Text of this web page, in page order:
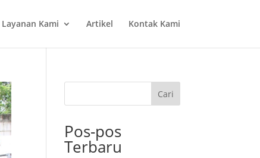
Layanan Kami Artikel Kontak Kami
Cari
Pos-pos
Terbaru